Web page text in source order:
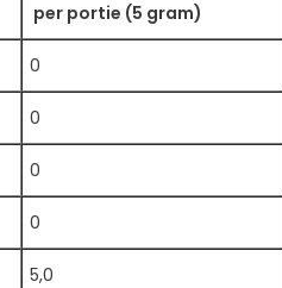
per portie (5 gram)
0
0
0
0
5,0